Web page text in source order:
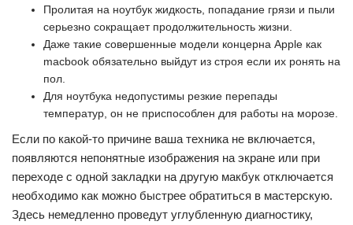
Пролитая на ноутбук жидкость, попадание грязи и пыли
серьезно сокращает продолжительность жизни.
Даже такие совершенные модели концерна Apple как
macbook обязательно выйдут из строя если их ронять на
пол.
Для ноутбука недопустимы резкие перепады
температур, он не приспособлен для работы на морозе.
Если по какой-то причине ваша техника не включается,
появляются непонятные изображения на экране или при
переходе с одной закладки на другую макбук отключается
необходимо как можно быстрее обратиться в мастерскую.
Здесь немедленно проведут углубленную диагностику,